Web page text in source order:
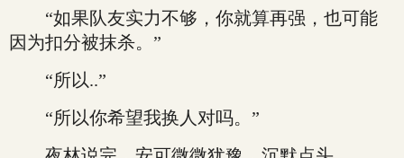
“如果队友实力不够，你就算再强，也可能
因为扣分被抹杀。”
“所以..”
“所以你希望我换人对吗。”